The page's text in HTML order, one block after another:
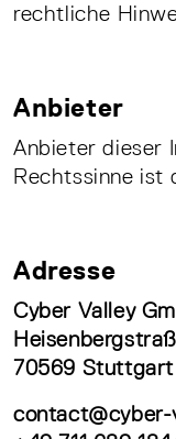
rechtliche
Anbieter
Anbieter dieser
Rechtssinne ist
Adresse
Cyber Valley
70569 Stuttgart
contact@cyber-